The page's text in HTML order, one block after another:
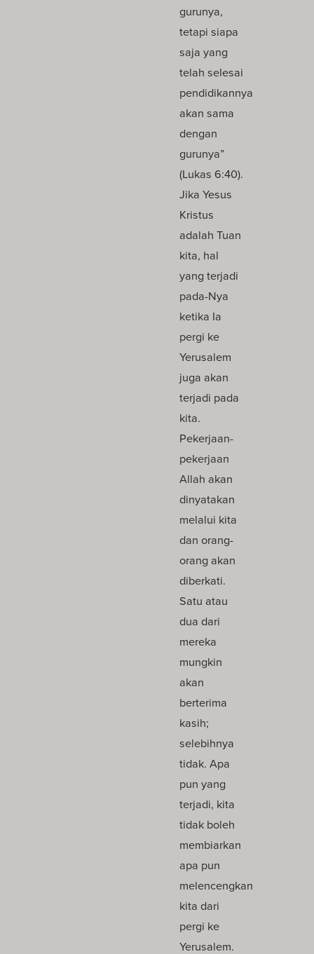
gurunya,
tetapi siapa
saja yang
telah selesai
pendidikannya
akan sama
dengan
gurunya”
(Lukas 6:40).
Jika Yesus
Kristus
adalah Tuan
kita, hal
yang terjadi
pada-Nya
ketika Ia
pergi ke
Yerusalem
juga akan
terjadi pada
kita.
Pekerjaan-
pekerjaan
Allah akan
dinyatakan
melalui kita
dan orang-
orang akan
diberkati.
Satu atau
dua dari
mereka
mungkin
akan
berterima
kasih;
selebihnya
tidak. Apa
pun yang
terjadi, kita
tidak boleh
membiarkan
apa pun
melencengkan
kita dari
pergi ke
Yerusalem.